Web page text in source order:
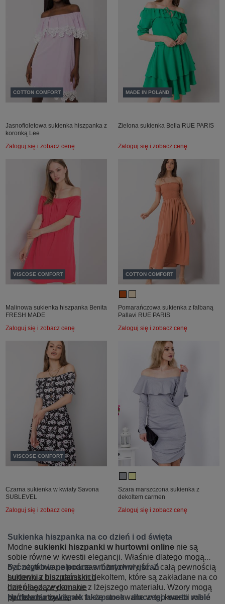
COTTON COMFORT
Jasnofioletowa sukienka hiszpanka z
koronką Lee
Zaloguj się i zobacz cenę
MADE IN POLAND
Zielona sukienka Bella RUE PARIS
Zaloguj się i zobacz cenę
VISCOSE COMFORT
Malinowa sukienka hiszpanka Benita
FRESH MADE
Zaloguj się i zobacz cenę
COTTON COMFORT
Pomarańczowa sukienka z falbaną
Pallavi RUE PARIS
Zaloguj się i zobacz cenę
VISCOSE COMFORT
Czarna sukienka w kwiaty Savona
SUBLEVEL
Zaloguj się i zobacz cenę
Szara marszczona sukienka z
dekoltem carmen
Zaloguj się i zobacz cenę
Sukienka hiszpanka na co dzień i od święta
Modne sukienki hiszpanki w hurtowni online nie są
sobie równe w kwestii elegancji. Właśnie dlatego mogą
być użytkowane podczas różnych wyjść. Z całą pewnością
sukienki z hiszpańskim dekoltem, które są zakładane na co
dzień będą wykonane z lżejszego materiału. Wzory mogą
być bardzo żywe, ale także stosowane w tej kwestii wiele
Szczególnie polecane w hurtowni ubrań
hurtownia bluz damskich
hurt płaszcze damskie
portfele hurtownia
Hurtownia sukienek hiszpanek - dlaczego warto robić